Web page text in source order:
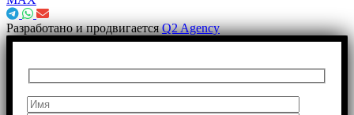
Разработано и продвигаетсяQ2 Agency